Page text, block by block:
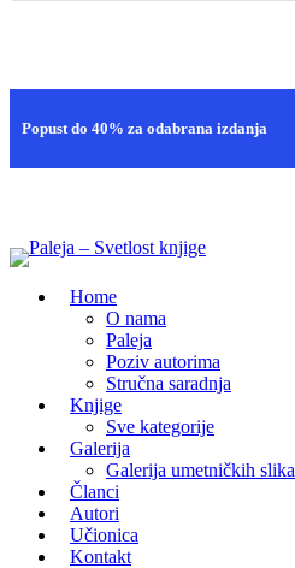
Popust do 40% za odabrana izdanja
Home
O nama
Paleja
Poziv autorima
Stručna saradnja
Knjige
Sve kategorije
Galerija
Galerija umetničkih slika
Članci
Autori
Učionica
Kontakt